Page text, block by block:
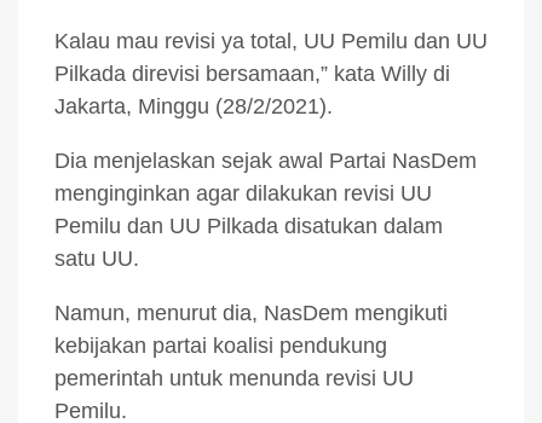
Kalau mau revisi ya total, UU Pemilu dan UU
Pilkada direvisi bersamaan,” kata Willy di
Jakarta, Minggu (28/2/2021).
Dia menjelaskan sejak awal Partai NasDem
menginginkan agar dilakukan revisi UU
Pemilu dan UU Pilkada disatukan dalam
satu UU.
Namun, menurut dia, NasDem mengikuti
kebijakan partai koalisi pendukung
pemerintah untuk menunda revisi UU
Pemilu.